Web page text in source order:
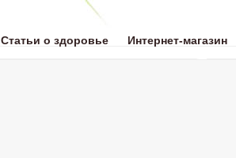
Статьи о здоровье Интернет-магазин